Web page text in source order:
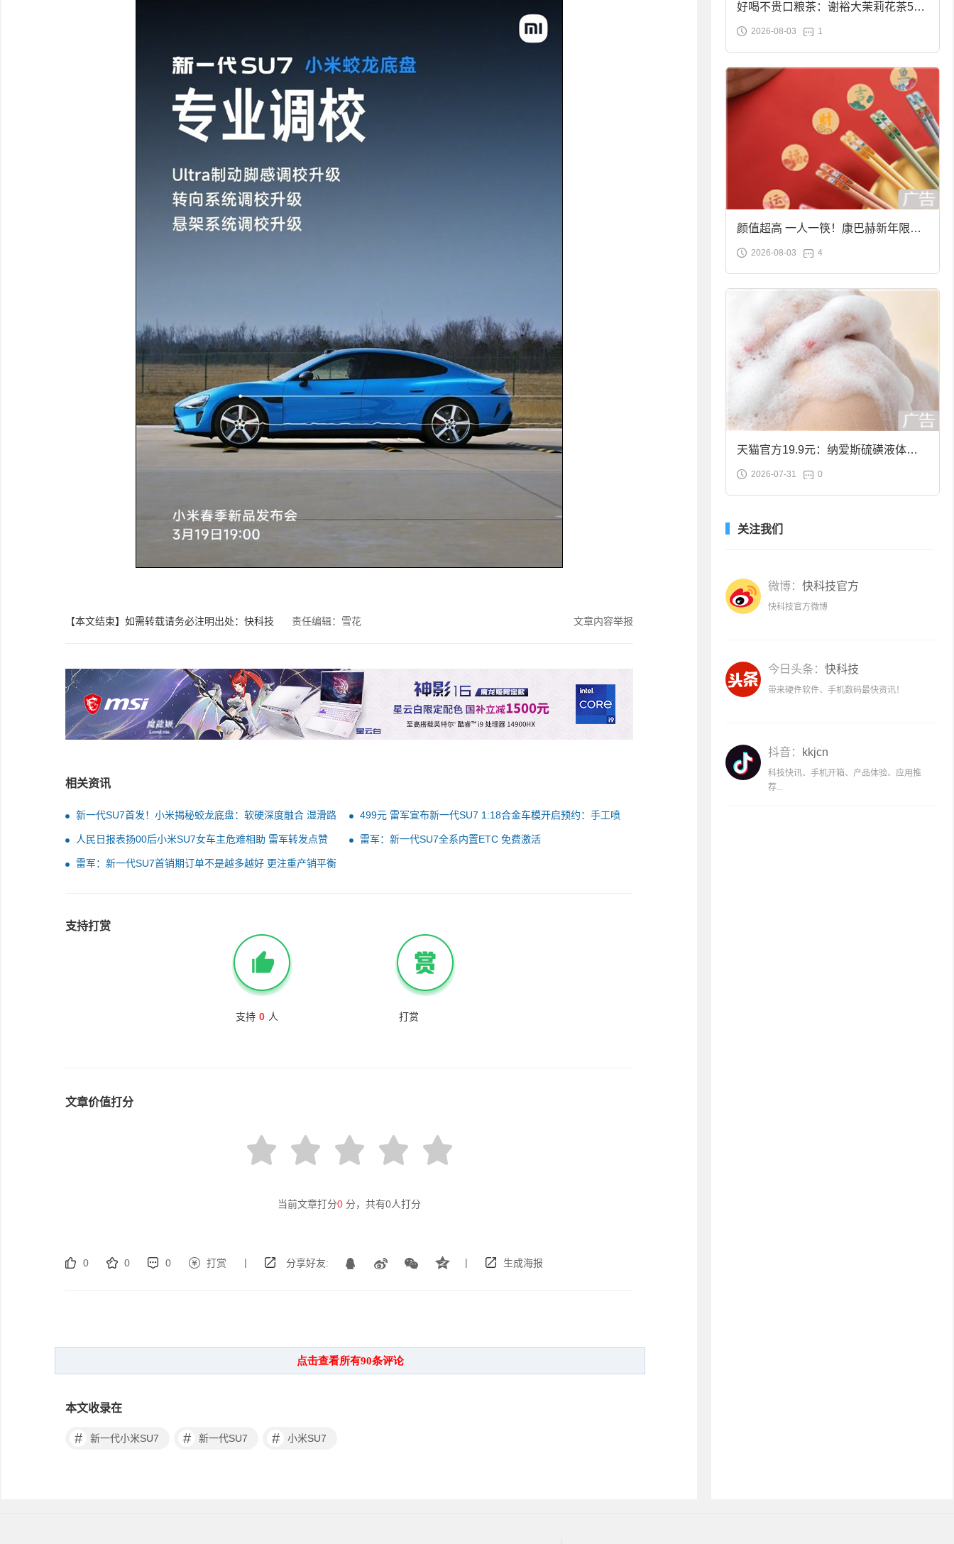
【本文结束】如需转载请务必注明出处：快科技 责任编辑：雪花 文章内容举报
相关资讯
新一代SU7首发！小米揭秘蛟龙底盘：软硬深度融合 湿滑路
更稳了
499元 雷军宣布新一代SU7 1:18合金车模开启预约：手工喷
漆、内饰超逼真
人民日报表扬00后小米SU7女车主危难相助 雷军转发点赞 雷军：新一代SU7全系内置ETC 免费激活
雷军：新一代SU7首销期订单不是越多越好 更注重产销平衡
支持打赏
支持 0 人 打赏
文章价值打分
当前文章打分0 分，共有0人打分
0 0 0 打赏 | 分享好友: | 生成海报
本文收录在
# 新一代小米SU7 # 新一代SU7 # 小米SU7
好喝不贵口粮茶：谢裕大茉莉花茶50g
袋装9.9元到手
2026-08-03 1
颜值超高 一人一筷！康巴赫新年限定
合金筷子大促：19.9元
2026-08-03 4
天猫官方19.9元：纳爱斯硫磺液体香
皂2斤大促
2026-07-31 0
关注我们
微博： 快科技官方
快科技官方微博
今日头条： 快科技
带来硬件软件、手机数码最快资讯！
抖音： kkjcn
科技快讯、手机开箱、产品体验、应用推
荐...